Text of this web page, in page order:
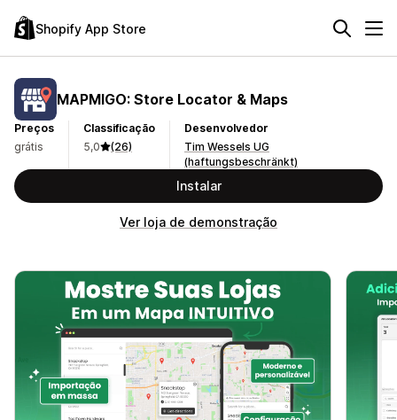
Shopify App Store
MAPMIGO: Store Locator & Maps
Preços
grátis
Classificação
5,0
(26)
Desenvolvedor
Tim Wessels UG
(haftungsbeschränkt)
Instalar
Ver loja de demonstração